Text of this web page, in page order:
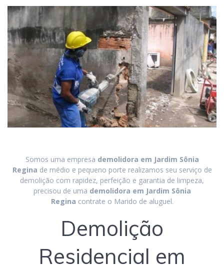
Somos uma empresa demolidora em Jardim Sônia
Regina de médio e pequeno porte realizamos seu serviço de
demolição com rapidez, perfeição e garantia de limpeza,
precisou de uma demolidora em Jardim Sônia
Regina contrate o Marido de aluguel.
Demolição
Residencial em